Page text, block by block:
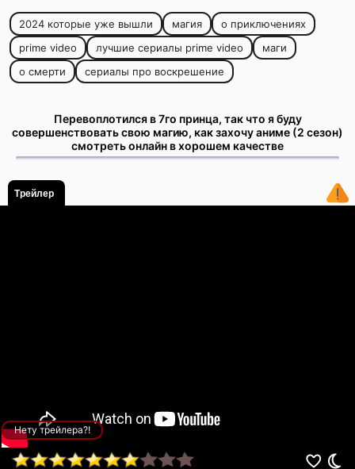
2024 которые уже вышли магия
о приключениях
prime video
лучшие сериалы prime video
маги
о смерти
сериалы про воскрешение
Перевоплотился в 7го принца, так что я буду
совершенствовать свою магию, как захочу аниме (2 сезон)
смотреть онлайн в хорошем качестве
Трейлер
Нету трейлера?!